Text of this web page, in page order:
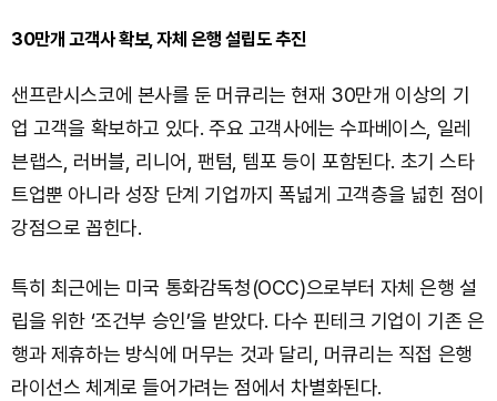
30만개 고객사 확보, 자체 은행 설립도 추진
샌프란시스코에 본사를 둔 머큐리는 현재 30만개 이상의 기
업 고객을 확보하고 있다. 주요 고객사에는 수파베이스, 일레
븐랩스, 러버블, 리니어, 팬텀, 템포 등이 포함된다. 초기 스타
트업뿐 아니라 성장 단계 기업까지 폭넓게 고객층을 넓힌 점이
강점으로 꼽힌다.
특히 최근에는 미국 통화감독청(OCC)으로부터 자체 은행 설
립을 위한 ‘조건부 승인’을 받았다. 다수 핀테크 기업이 기존 은
행과 제휴하는 방식에 머무는 것과 달리, 머큐리는 직접 은행
라이선스 체계로 들어가려는 점에서 차별화된다.